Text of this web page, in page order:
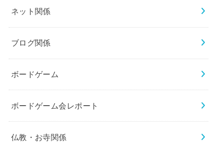
ネット関係
ブログ関係
ボードゲーム
ボードゲーム会レポート
仏教・お寺関係